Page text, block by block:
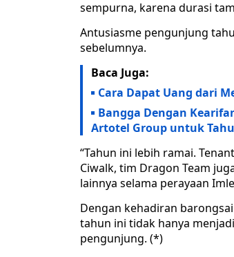
sempurna, karena durasi
Antusiasme pengunjung
sebelumnya.
Baca Juga:
Cara Dapat Uang dari
Bangga Dengan
Artotel Group untuk
“Tahun ini lebih ramai.
Ciwalk, tim Dragon Team
lainnya selama perayaan
Dengan kehadiran
tahun ini tidak hanya
pengunjung. (*)